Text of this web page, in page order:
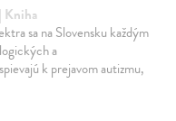
| Kniha
sa na Slovensku každým
a
k prejavom autizmu,